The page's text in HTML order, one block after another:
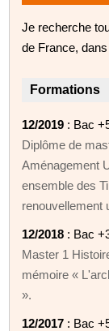
Je recherche
de France,
Formations
12/2019 : Bac
Diplôme de
Aménagement
ensemble des
renouvellement
12/2018 : Bac
Master 1
mémoire «
».
12/2017 : Bac